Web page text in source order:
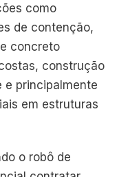
como
de contenção,
concreto
construção
e principalmente
em estruturas
o robô de